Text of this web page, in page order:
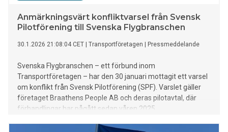
Anmärkningsvärt konfliktvarsel från Svensk
Pilotförening till Svenska Flygbranschen
30.1.2026 21:08:04 CET Transportföretagen Pressmeddelande
Svenska Flygbranschen – ett förbund inom
Transportföretagen – har den 30 januari mottagit ett varsel
om konflikt från Svensk Pilotförening (SPF). Varslet gäller
företaget Braathens People AB och deras pilotavtal, där
förhandlingar har pågått sedan våren 2025.